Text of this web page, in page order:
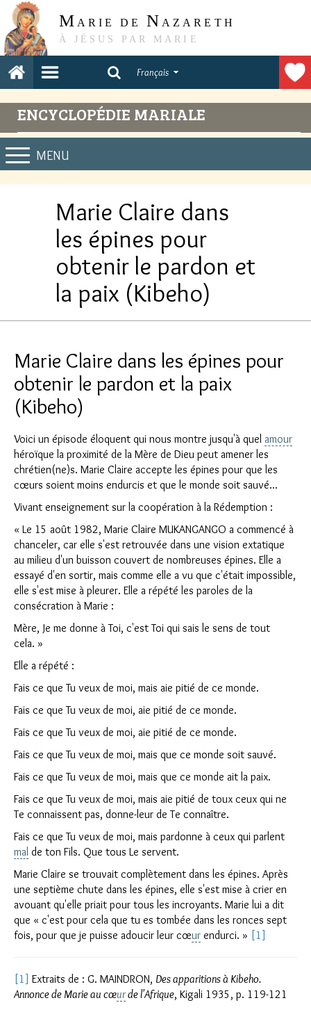
M ARIE DE N AZARETH
À JÉSUS PAR MARIE
Français
ENCYCLOPÉDIE MARIALE
MENU
Marie Claire dans
les épines pour
obtenir le pardon et
la paix (Kibeho)
Marie Claire dans les épines pour
obtenir le pardon et la paix
(Kibeho)
Voici un épisode éloquent qui nous montre jusqu'à quel amour
héroïque la proximité de la Mère de Dieu peut amener les
chrétien(ne)s. Marie Claire accepte les épines pour que les
cœurs soient moins endurcis et que le monde soit sauvé...
Vivant enseignement sur la coopération à la Rédemption :
« Le 15 août 1982, Marie Claire MUKANGANGO a commencé à
chanceler, car elle s'est retrouvée dans une vision extatique
au milieu d'un buisson couvert de nombreuses épines. Elle a
essayé d'en sortir, mais comme elle a vu que c'était impossible,
elle s'est mise à pleurer. Elle a répété les paroles de la
consécration à Marie :
Mère, Je me donne à Toi, c'est Toi qui sais le sens de tout
cela. »
Elle a répété :
Fais ce que Tu veux de moi, mais aie pitié de ce monde.
Fais ce que Tu veux de moi, aie pitié de ce monde.
Fais ce que Tu veux de moi, aie pitié de ce monde.
Fais ce que Tu veux de moi, mais que ce monde soit sauvé.
Fais ce que Tu veux de moi, mais que ce monde ait la paix.
Fais ce que Tu veux de moi, mais aie pitié de toux ceux qui ne
Te connaissent pas, donne-leur de Te connaître.
Fais ce que Tu veux de moi, mais pardonne à ceux qui parlent
mal de ton Fils. Que tous Le servent.
Marie Claire se trouvait complètement dans les épines. Après
une septième chute dans les épines, elle s'est mise à crier en
avouant qu'elle priait pour tous les incroyants. Marie lui a dit
que « c'est pour cela que tu es tombée dans les ronces sept
fois, pour que je puisse adoucir leur cœur endurci. » [1]
[1] Extraits de : G. MAINDRON, Des apparitions à Kibeho.
Annonce de Marie au cœurde l'Afrique, Kigali 1935, p. 119-121